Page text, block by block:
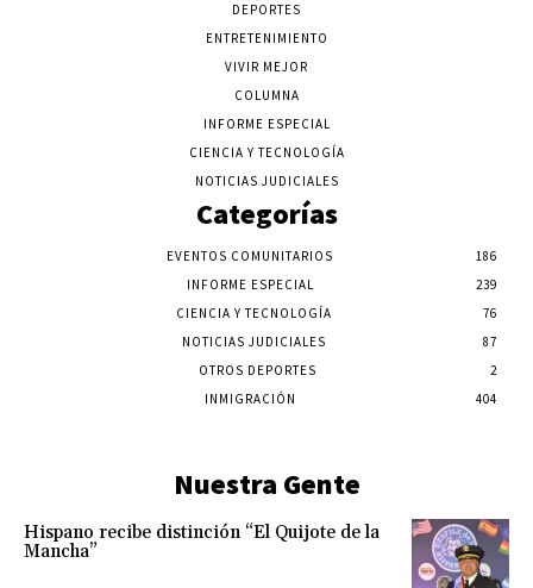
DEPORTES
ENTRETENIMIENTO
VIVIR MEJOR
COLUMNA
INFORME ESPECIAL
CIENCIA Y TECNOLOGÍA
NOTICIAS JUDICIALES
Categorías
EVENTOS COMUNITARIOS
186
INFORME ESPECIAL
239
CIENCIA Y TECNOLOGÍA
76
NOTICIAS JUDICIALES
87
OTROS DEPORTES
2
INMIGRACIÓN
404
Nuestra Gente
Hispano recibe distinción “El Quijote de la
Mancha”